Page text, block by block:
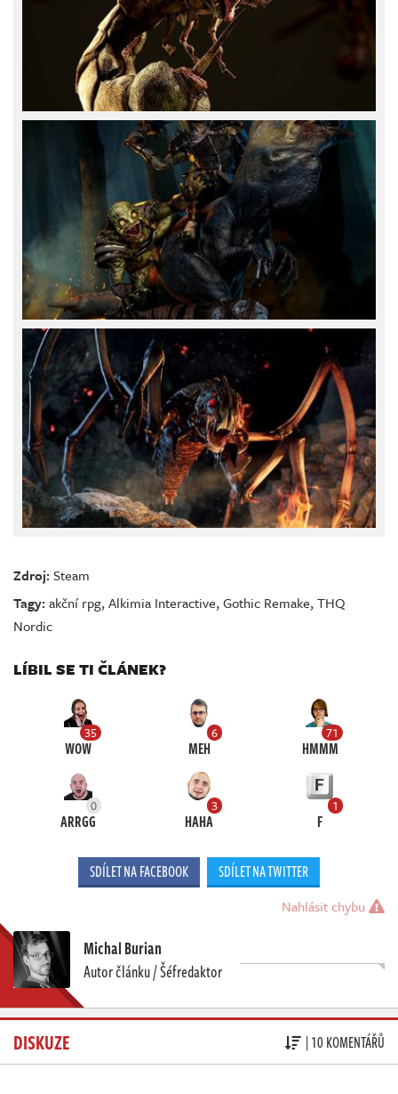
Zdroj:Steam
Tagy:akční rpg,Alkimia Interactive,Gothic Remake,THQ
Nordic
LÍBIL SE TI ČLÁNEK?
35
WOW
6
MEH
71
HMMM
0
ARRGG
3
HAHA
1
F
SDÍLET NA FACEBOOK SDÍLET NA TWITTER
Nahlásit chybu
Michal Burian
Autor článku / Šéfredaktor
DISKUZE | 10 KOMENTÁŘŮ